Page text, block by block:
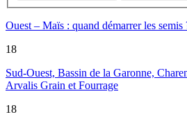
Ouest – Maïs : quand démarrer les semis
18
Sud-Ouest, Bassin de la Garonne,
Arvalis Grain et Fourrage
18